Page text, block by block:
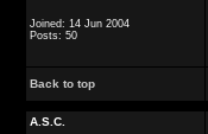
Joined: 14 Jun 2004
Posts: 50
Back to top
A.S.C.